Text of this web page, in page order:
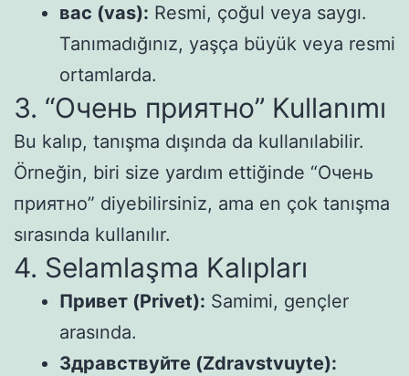
вас (vas): Resmi, çoğul veya saygı.
Tanımadığınız, yaşça büyük veya resmi
ortamlarda.
3. “Очень приятно” Kullanımı
Bu kalıp, tanışma dışında da kullanılabilir.
Örneğin, biri size yardım ettiğinde “Очень
приятно” diyebilirsiniz, ama en çok tanışma
sırasında kullanılır.
4. Selamlaşma Kalıpları
Привет (Privet): Samimi, gençler
arasında.
Здравствуйте (Zdravstvuyte):